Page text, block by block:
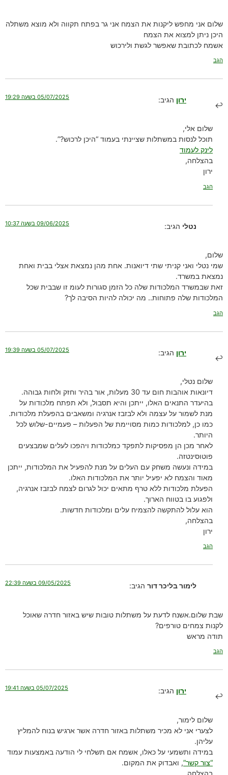
שלום אני מחפש ליקנות את הצמח אני גר בפתח תקווה ולא מוצא משתלה
היכן ניתן למצוא את הצמח
אשמח לכתובת שאפשר לגשת ולירכוש
הגב
ירון הגיב: 05/07/2025 בשעה 19:29
שלום אלי,
תוכל לנסות במשתלות שציינתי בעמוד “היכן לרכוש?”.
לינק לעמוד
בהצלחה,
ירון
הגב
נטלי הגיב: 09/06/2025 בשעה 10:37
שלום,
שמי נטלי ואני קניתי שתי דיואנות. אחת מהן נמצאת אצלי בבית ואחת
נמצאת במשרד.
זאת שבמשרד המלכודות שלה כל הזמן סגורות לעומ זו שבבית שכל
המלכודות שלה פתוחות.. מה יכולה להיות הסיבה לך?
הגב
ירון הגיב: 05/07/2025 בשעה 19:39
שלום נטלי,
דיונאות אוהבות חום עד 30 מעלות, אור בהיר וחזק ולחות גבוהה.
בהיעדר התנאים האלו, ייתכן והיא תסבול, ולא תפתח מלכודות על
מנת לשמור על עצמה ולא לבזבז אנרגיה ומשאבים בהפעלת מלכודות.
כמו כן, למלכודות כמות מסויימת של הפעלות – פעמיים-שלוש לכל
היותר.
לאחר מכן הן מפסיקות לתפקד כמלכודות ויהפכו לעלים שמבצעים
פוטוסינטזה.
במידה ונעשה משחק עם העלים על מנת להפעיל את המלכודות, ייתכן
מאוד והצמח לא יפעיל יותר את המלכודות האלו.
הפעלת מלכודות ללא טרף מתאים יכול לגרום לצמח לבזבז אנרגיה,
ולפגוע בו בטווח הארוך.
הוא עלול להתקשה להצמיח עלים ומלכודות חדשות.
בהצלחה,
ירון
הגב
לימור בליכר דור הגיב: 09/05/2025 בשעה 22:39
שבת שלום.אשנח לדעת על משתלות טובות שיש באזור חדרה שאוכל
לקנות צמחים טורפים?
תודה מראש
הגב
ירון הגיב: 05/07/2025 בשעה 19:41
שלום לימור,
לצערי אני לא מכיר משתלות באזור חדרה אשר ארגיש בנוח להמליץ
עליהן.
במידה ותשמעי על כאלו, אשמח אם תשלחי לי הודעה באמצעות עמוד
“צור קשר”, ואבדוק את המקום.
בהצלחה,